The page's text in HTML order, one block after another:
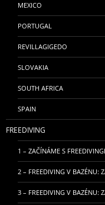
MEXICO
PORTUGAL
REVILLAGIGEDO
SLOVAKIA
SOUTH AFRICA
SPAIN
FREEDIVING
1 – ZAČÍNÁME S
2 – FREEDIVING V BAZÉNU:
3 – FREEDIVING V BAZÉNU: